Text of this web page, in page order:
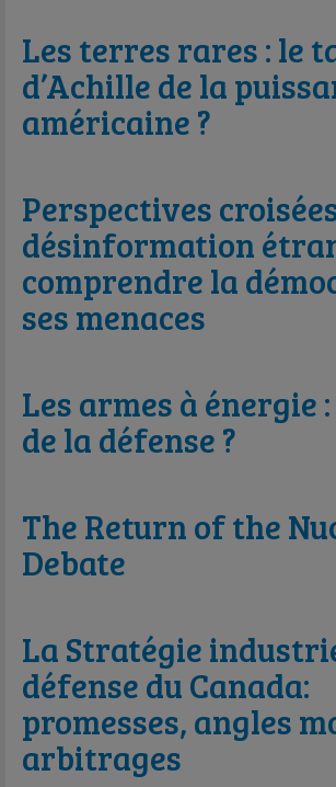
Les terres rares : le
d’Achille de la
américaine ?
Perspectives
désinformation
comprendre la
ses menaces
Les armes à énergie
de la défense ?
The Return of the
Debate
La Stratégie
défense du Canada:
promesses, angles
arbitrages